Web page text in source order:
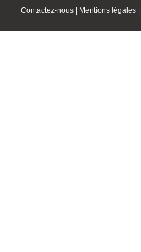
Contactez-nous | Mentions légales |